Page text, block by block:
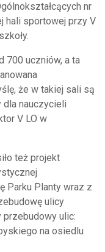
nr
hali sportowej przy V
700 uczniów, a ta
że w takiej sali są
dla nauczycieli
V LO w
też projekt
Parku Planty wraz z
ulicy
przebudowy ulic:
na osiedlu